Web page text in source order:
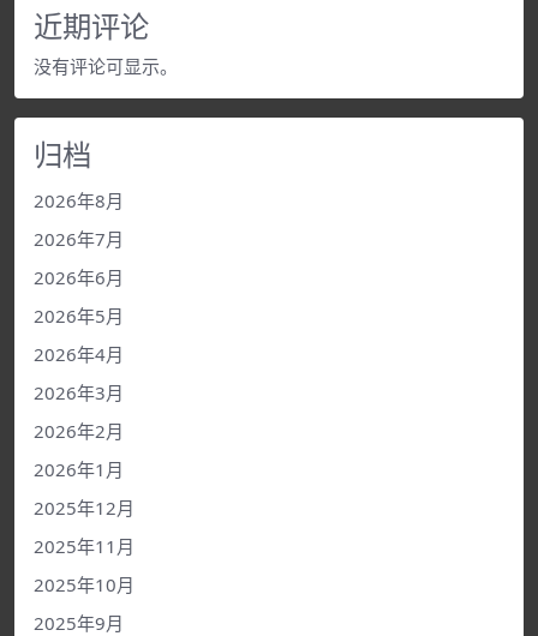
近期评论
没有评论可显示。
归档
2026年8月
2026年7月
2026年6月
2026年5月
2026年4月
2026年3月
2026年2月
2026年1月
2025年12月
2025年11月
2025年10月
2025年9月